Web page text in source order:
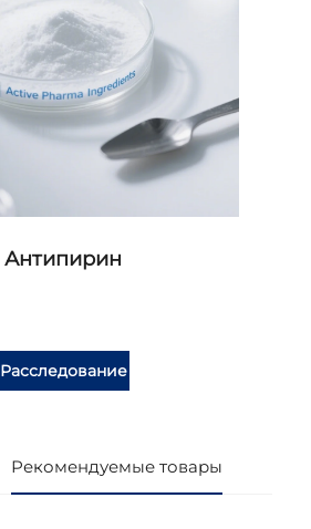
Антипирин
Расследование
Рекомендуемые товары